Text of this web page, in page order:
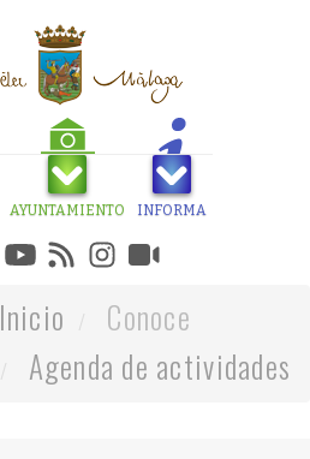
AYUNTAMIENTO INFORMA
Inicio
Conoce
Agenda de actividades